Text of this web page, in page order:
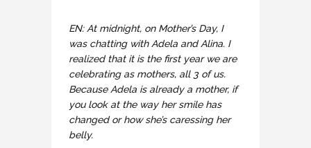
EN: At midnight, on Mother’s Day, I
was chatting with Adela and Alina. I
realized that it is the first year we are
celebrating as mothers, all 3 of us.
Because Adela is already a mother, if
you look at the way her smile has
changed or how she’s caressing her
belly.